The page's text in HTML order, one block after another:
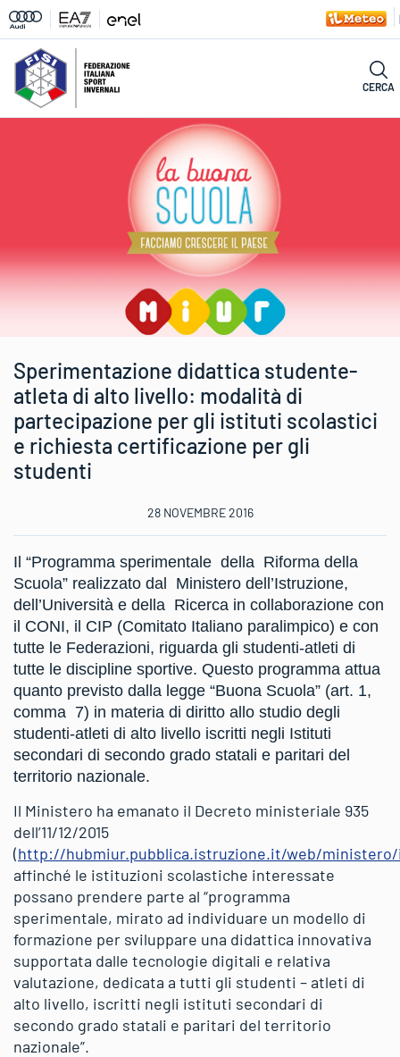
CERCA
Sperimentazione didattica studente-
atleta di alto livello: modalità di
partecipazione per gli istituti scolastici
e richiesta certificazione per gli
studenti
28 NOVEMBRE 2016
Il “Programma sperimentale della Riforma della
Scuola” realizzato dal Ministero dell’Istruzione,
dell’Università e della Ricerca in collaborazione con
il CONI, il CIP (Comitato Italiano paralimpico) e con
tutte le Federazioni, riguarda gli studenti-atleti di
tutte le discipline sportive. Questo programma attua
quanto previsto dalla legge “Buona Scuola” (art. 1,
comma 7) in materia di diritto allo studio degli
studenti-atleti di alto livello iscritti negli Istituti
secondari di secondo grado statali e paritari del
territorio nazionale.
Il Ministero ha emanato il Decreto ministeriale 935
dell’11/12/2015
(http://hubmiur.pubblica.istruzione.it/web/ministero/
affinché le istituzioni scolastiche interessate
possano prendere parte al “programma
sperimentale, mirato ad individuare un modello di
formazione per sviluppare una didattica innovativa
supportata dalle tecnologie digitali e relativa
valutazione, dedicata a tutti gli studenti – atleti di
alto livello, iscritti negli istituti secondari di
secondo grado statali e paritari del territorio
nazionale”.